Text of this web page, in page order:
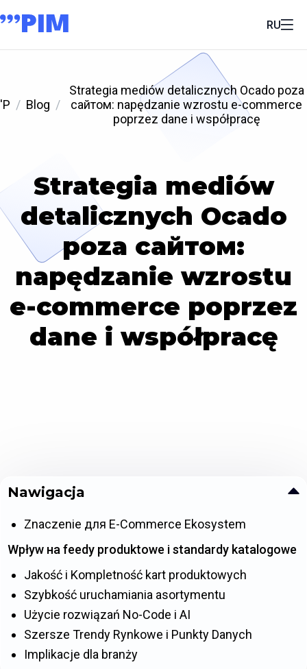
RU
'P Blog
Strategia mediów detalicznych Ocado poza
сайтом: napędzanie wzrostu e-commerce
poprzez dane i współpracę
Strategia mediów
detalicznych Ocado
poza сайтом:
napędzanie wzrostu
e-commerce poprzez
dane i współpracę
Nawigacja
Znaczenie для E-Commerce Ekosystem
Wpływ на feedy produktowe і standardy katalogowe
Jakość i Kompletność kart produktowych
Szybkość uruchamiania asortymentu
Użycie rozwiązań No-Code i AI
Szersze Trendy Rynkowe i Punkty Danych
Implikacje dla branży